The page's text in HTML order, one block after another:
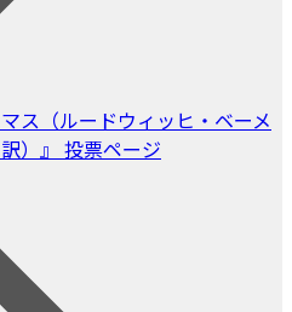
ス（ルードウィッヒ・ベーメ
）』 投票ページ